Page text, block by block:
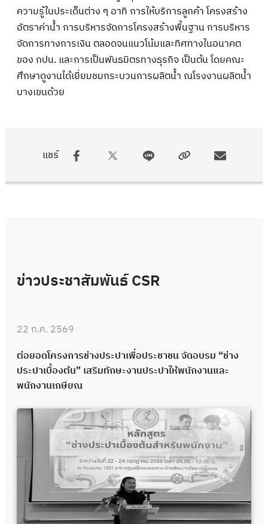
แชร์
ความรู้ในประเด็นต่าง ๆ อาทิ การให้บริการลูกค้า โครงสร้าง
อัตราค่าน้ำ การบริหารจัดการโครงสร้างพื้นฐาน การบริหาร
จัดการทางการเงิน ตลอดจนแนวโน้มและทิศทางในอนาคต
ของ กปน. และการเป็นพันธมิตรทางธุรกิจ เป็นต้น โดยคณะ
ศึกษาดูงานได้เยี่ยมชมกระบวนการผลิตน้ำ ณโรงงานผลิตน้ำ
บางเขนด้วย
ข่าวประชาสัมพันธ์ CSR
22 ก.ค. 2569
ต่อยอดโครงการช่างประปาเพื่อประชาชน จัดอบรม “ช่าง
ประปาเบื้องต้น” เสริมทักษะงานประปาให้พนักงานและ
พนักงานเกษียณ